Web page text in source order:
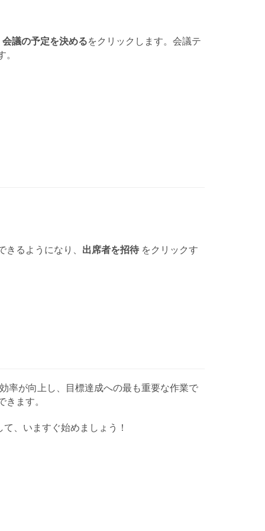
会議の予定を決めるをクリックします。会議テ
るようになり、 出席者を招待をクリックす
が向上し、目標達成への最も重要な作業で
ます。
、いますぐ始めましょう！